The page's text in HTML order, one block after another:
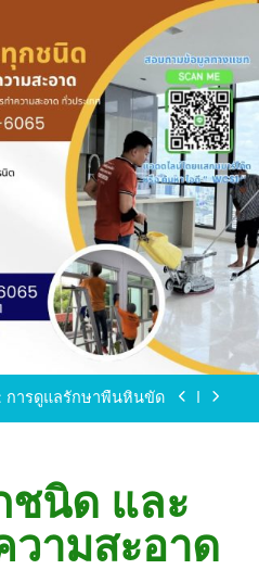
อบต.แหลมบัวนครปฐม
ไลน์ WCS1
การดูแลรักษาพื้นหินขัด
อบต.แหลมบัวนครปฐม
ไลน์ WCS1
นิด และ
วามสะอาด